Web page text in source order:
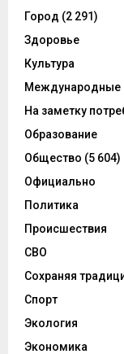
Город (2 291)
Здоровье
Культура
Международные
На заметку
Образование
Общество (5 604)
Официально
Политика
Происшествия
СВО
Сохраняя
Спорт
Экология
Экономика